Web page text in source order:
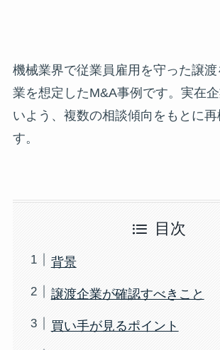
機械業界で従業員雇用を守った譲
業を想定したM&A事例です。実在
いよう、複数の相談傾向をもとに再
す。
目次
背景
譲渡企業が確認すべきこと
買い手が見るポイント